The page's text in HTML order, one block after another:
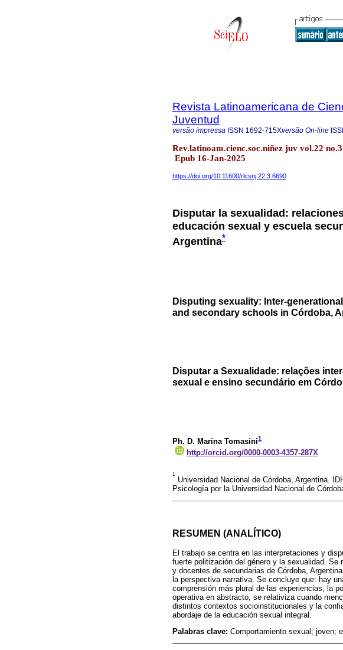
Revista Latinoamericana de
Juventud
versão impressa ISSN 1692-715Xversão On-line
Rev.latinoam.cienc.soc.niñez juv vol.22
Epub 16-Jan-2025
https://doi.org/10.11600/rlcsnj.22.3.6690
Disputar la sexualidad:
educación sexual y escuela
Argentina*
Disputing sexuality: Inter-
and secondary schools in Córdoba,
Disputar a Sexualidade: relações
sexual e ensino secundário em
Ph. D. Marina Tomasini1
http://orcid.org/0000-0003-4357-287X
1
Universidad Nacional de Córdoba, Argentina.
Psicología por la Universidad Nacional de
RESUMEN (ANALÍTICO)
El trabajo se centra en las interpretaciones y
fuerte politización del género y la sexualidad.
y docentes de secundarias de Córdoba,
la perspectiva narrativa. Se concluye que: hay
comprensión más plural de las experiencias; la
operativa en abstracto, se relativiza cuando
distintos contextos socioinstitucionales y la
abordaje de la educación sexual integral.
Palabras clave: Comportamiento sexual; joven;